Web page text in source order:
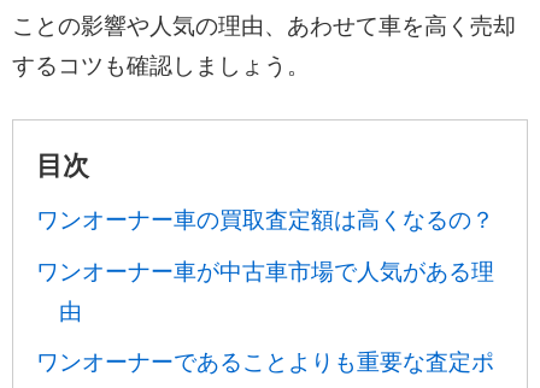
ことの影響や人気の理由、あわせて車を高く売却
するコツも確認しましょう。
目次
ワンオーナー車の買取査定額は高くなるの？
ワンオーナー車が中古車市場で人気がある理
由
ワンオーナーであることよりも重要な査定ポ